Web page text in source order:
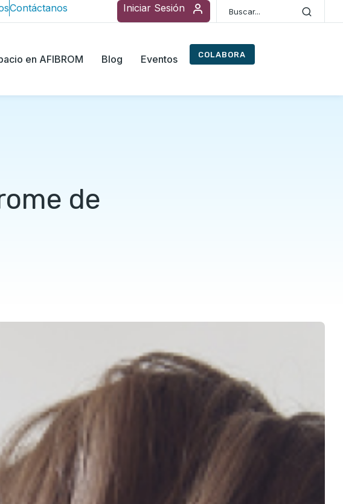
Contáctanos Iniciar Sesión
en AFIBROM Blog Eventos COLABORA
de